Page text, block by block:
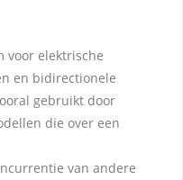
voor elektrische
en bidirectionele
gebruikt door
die over een
van andere